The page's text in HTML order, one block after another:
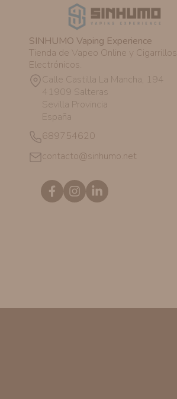
SINHUMO Vaping Experience
Tienda de Vapeo Online y Cigarrillos
Electrónicos.
Calle Castilla La Mancha, 194
41909 Salteras
Sevilla Provincia
España
689754620
contacto@sinhumo.net